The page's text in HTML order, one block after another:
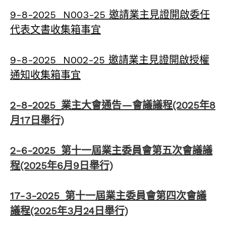
9-8-2025 N003-25 邀請業主見證開啟委任
代表文書收集箱事宜
9-8-2025 N002-25 邀請業主見證開啟授權
通知收集箱事宜
2-8-2025_業主大會通告—會議議程(2025年8
月17日舉行)
2-6-2025_第十一屆業主委員會第五次會議議
程(2025年6月9日舉行)
17-3-2025_第十一屆業主委員會第四次會議
議程(2025年3月24日舉行)